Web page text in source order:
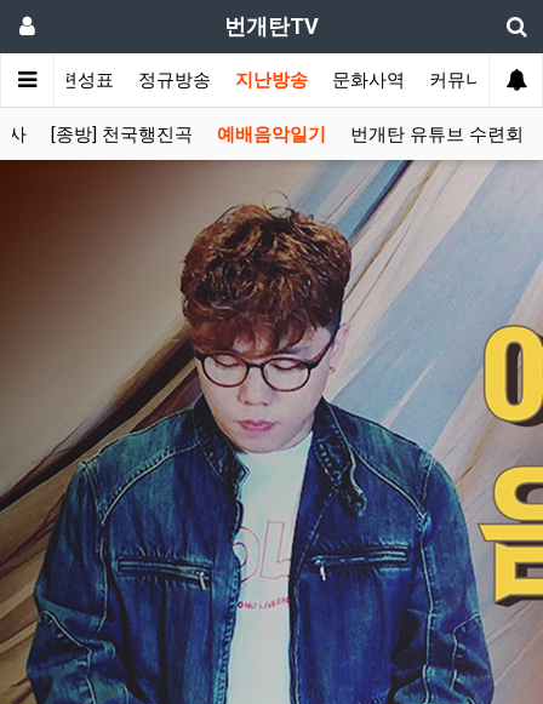
번개탄TV
주간 편성표 정규방송 지난방송 문화사역 커뮤니티
사 [종방] 천국행진곡 예배음악일기 번개탄 유튜브 수련회